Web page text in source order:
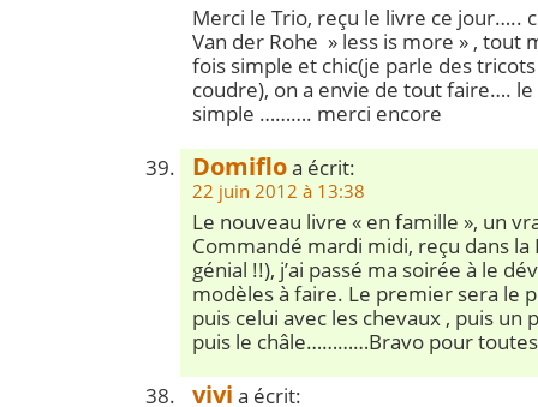
Merci le Trio, reçu le livre ce jour…..
Van der Rohe » less is more » , tout
fois simple et chic(je parle des
coudre), on a envie de tout faire….
simple ………. merci encore
Domifloa écrit:
22 juin 2012 à 13:38
Le nouveau livre « en famille », un
Commandé mardi midi, reçu dans la
génial !!), j’ai passé ma soirée à le
modèles à faire. Le premier sera le
puis celui avec les chevaux , puis un
puis le châle…………Bravo pour
vivi a écrit: